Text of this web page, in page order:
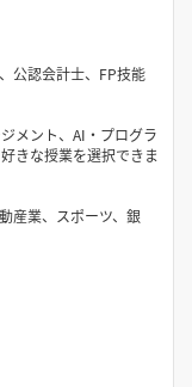
公認会計士、FP技能
メント、AI・プログラ
きな授業を選択できま
産業、スポーツ、銀